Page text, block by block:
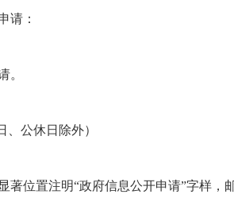
请：
。
、公休日除外）
著位置注明“政府信息公开申请”字样